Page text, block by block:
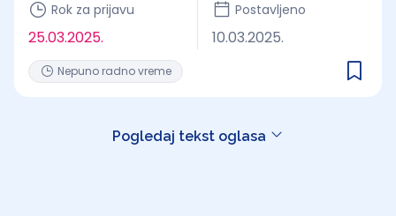
Rok za prijavu
25.03.2025.
Postavljeno
10.03.2025.
Nepuno radno vreme
Pogledaj tekst oglasa